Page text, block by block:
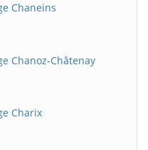
Chaneins
Chanoz-Châtenay
Charix